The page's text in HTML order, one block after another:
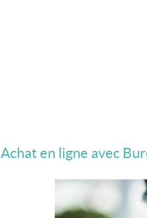
Achat en ligne avec